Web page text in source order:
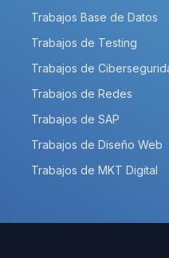
Trabajos Base de Datos
Trabajos de Testing
Trabajos de
Trabajos de Redes
Trabajos de SAP
Trabajos de Diseño Web
Trabajos de MKT Digital